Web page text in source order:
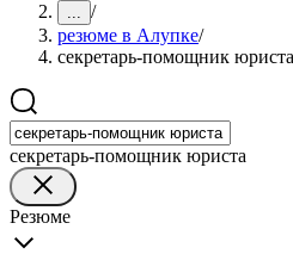
... /
резюме в Алупке/
секретарь-помощник юриста
секретарь-помощник юриста
Резюме